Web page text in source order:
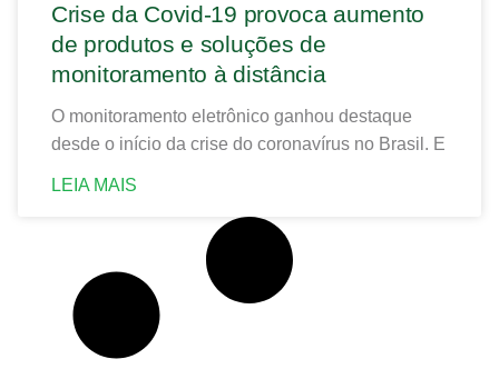
Crise da Covid-19 provoca aumento
de produtos e soluções de
monitoramento à distância
O monitoramento eletrônico ganhou destaque
desde o início da crise do coronavírus no Brasil. E
LEIA MAIS